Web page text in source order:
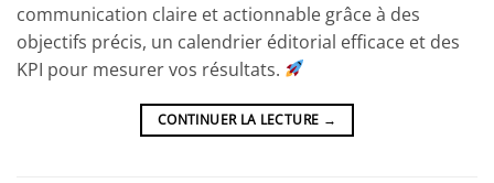
communication claire et actionnable grâce à des
objectifs précis, un calendrier éditorial efficace et des
KPI pour mesurer vos résultats.
CONTINUER LA LECTURE →